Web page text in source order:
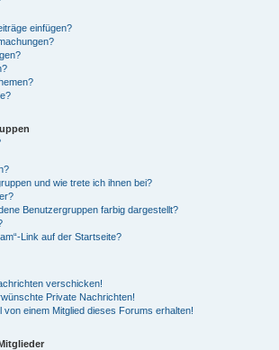
einfügen?
und wie trete ich ihnen bei?
Benutzergruppen farbig dargestellt?
Link auf der Startseite?
verschicken!
Private Nachrichten!
von einem Mitglied dieses Forums erhalten!